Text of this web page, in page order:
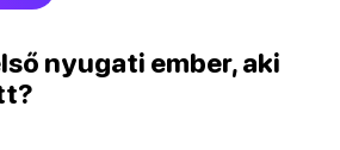
nyugati ember, aki